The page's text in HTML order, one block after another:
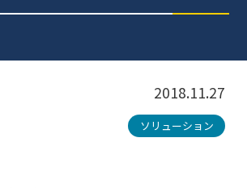
2018.11.27
ソリューション